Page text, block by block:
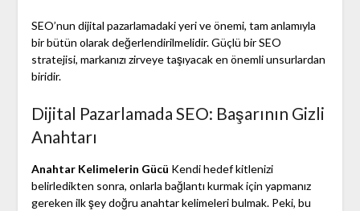
SEO’nun dijital pazarlamadaki yeri ve önemi, tam anlamıyla
bir bütün olarak değerlendirilmelidir. Güçlü bir SEO
stratejisi, markanızı zirveye taşıyacak en önemli unsurlardan
biridir.
Dijital Pazarlamada SEO: Başarının Gizli
Anahtarı
Anahtar Kelimelerin Gücü Kendi hedef kitlenizi
belirledikten sonra, onlarla bağlantı kurmak için yapmanız
gereken ilk şey doğru anahtar kelimeleri bulmak. Peki, bu